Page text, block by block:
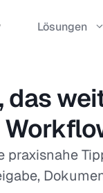
Lösungen
das
praxisnahe